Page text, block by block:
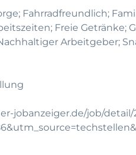
Fahrradfreundlich;
Freie
Arbeitgeber;
jobanzeiger.de/job/detail/